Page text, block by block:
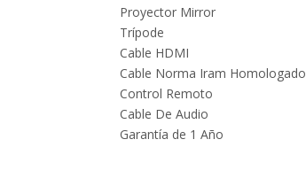
Proyector Mirror
Trípode
Cable HDMI
Cable Norma Iram Homologado
Control Remoto
Cable De Audio
Garantía de 1 Año